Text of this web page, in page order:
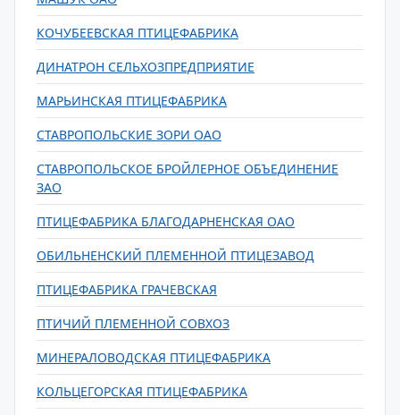
КОЧУБЕЕВСКАЯ ПТИЦЕФАБРИКА
ДИНАТРОН СЕЛЬХОЗПРЕДПРИЯТИЕ
МАРЬИНСКАЯ ПТИЦЕФАБРИКА
СТАВРОПОЛЬСКИЕ ЗОРИ ОАО
СТАВРОПОЛЬСКОЕ БРОЙЛЕРНОЕ ОБЪЕДИНЕНИЕ
ЗАО
ПТИЦЕФАБРИКА БЛАГОДАРНЕНСКАЯ ОАО
ОБИЛЬНЕНСКИЙ ПЛЕМЕННОЙ ПТИЦЕЗАВОД
ПТИЦЕФАБРИКА ГРАЧЕВСКАЯ
ПТИЧИЙ ПЛЕМЕННОЙ СОВХОЗ
МИНЕРАЛОВОДСКАЯ ПТИЦЕФАБРИКА
КОЛЬЦЕГОРСКАЯ ПТИЦЕФАБРИКА